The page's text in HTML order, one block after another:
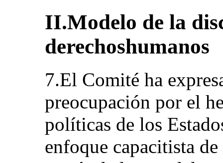
II.Modelo de la
derechoshumanos
7.El Comité ha
preocupación por el
políticas de los
enfoque capacitista